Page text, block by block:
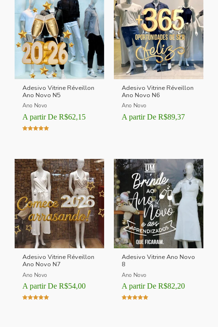
Adesivo Vitrine Réveillon
Ano Novo N5
Ano Novo
A partir De R$62,15
Adesivo Vitrine Réveillon
Ano Novo N6
Ano Novo
A partir De R$89,37
Adesivo Vitrine Réveillon
Ano Novo N7
Ano Novo
A partir De R$54,00
Adesivo Vitrine Ano Novo
8
Ano Novo
A partir De R$82,20